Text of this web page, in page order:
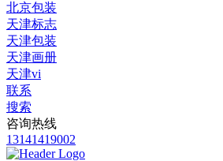
北京包装
天津标志
天津包装
天津画册
天津vi
联系
搜索
咨询热线
13141419002